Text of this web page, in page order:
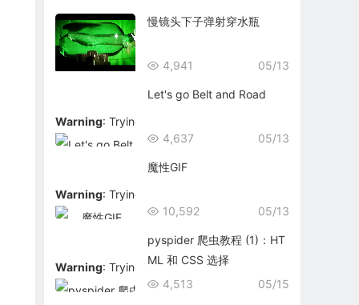
慢镜头下子弹射穿水瓶
05/13
4,941
Warning: Trying to access array offset on false in
Let's go Belt and Road
05/13
4,637
Warning: Trying to access array offset on false in
魔性GIF
05/13
10,592
Warning: Trying to access array offset on false in
pyspider 爬虫教程 (1)：HT
ML 和 CSS 选择
05/15
4,513